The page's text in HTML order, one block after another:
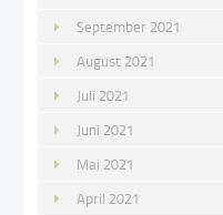
September 2021
August 2021
Juli 2021
Juni 2021
Mai 2021
April 2021